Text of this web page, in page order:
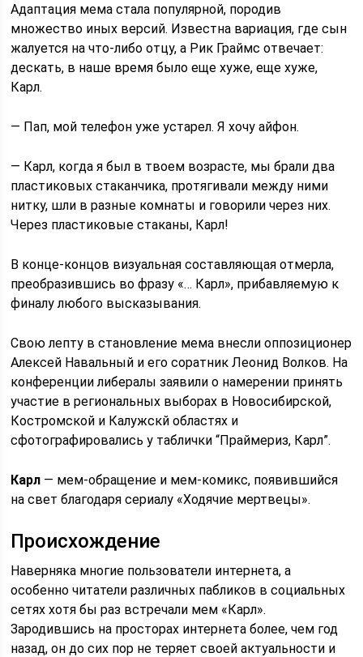
Адаптация мема стала популярной, породив
множество иных версий. Известна вариация, где сын
жалуется на что-либо отцу, а Рик Граймс отвечает:
дескать, в наше время было еще хуже, еще хуже,
Карл.
— Пап, мой телефон уже устарел. Я хочу айфон.
— Карл, когда я был в твоем возрасте, мы брали два
пластиковых стаканчика, протягивали между ними
нитку, шли в разные комнаты и говорили через них.
Через пластиковые стаканы, Карл!
В конце-концов визуальная составляющая отмерла,
преобразившись во фразу «… Карл», прибавляемую к
финалу любого высказывания.
Свою лепту в становление мема внесли оппозиционер
Алексей Навальный и его соратник Леонид Волков. На
конференции либералы заявили о намерении принять
участие в региональных выборах в Новосибирской,
Костромской и Калужскй областях и
сфотографировались у таблички “Праймериз, Карл”.
Карл — мем-обращение и мем-комикс, появившийся
на свет благодаря сериалу «Ходячие мертвецы».
Происхождение
Наверняка многие пользователи интернета, а
особенно читатели различных пабликов в социальных
сетях хотя бы раз встречали мем «Карл».
Зародившись на просторах интернета более, чем год
назад, он до сих пор не теряет своей актуальности и